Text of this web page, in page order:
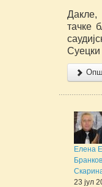
Дакле,
тачке
Суецки
Елена
23 јул